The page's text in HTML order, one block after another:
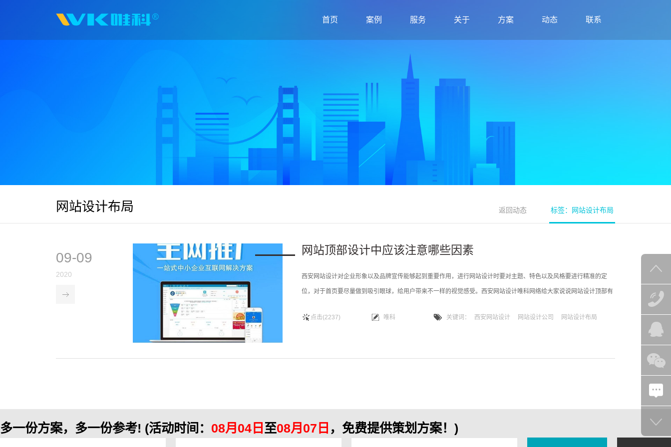
首页 案例 服务 关于 方案 动态 联系
网站设计布局 返回动态 标签：网站设计布局
09-09
2020
网站顶部设计中应该注意哪些因素
西安网站设计对企业形象以及品牌宣传能够起到重要作用，进行网站设计时要对主题、特色以及风格要进行精准的定
位，对于首页要尽量做到吸引眼球，给用户带来不一样的视觉感受。西安网站设计唯科网络给大家说说网站设计顶部有
分。网站导航栏设计的主要目的是导航和引导，所以这部分的设计必须要清晰明朗并且通俗易懂。因为它
点击(2237) 唯科 关键词： 西安网站设计 网站设计公司 网站设计布局
多一份方案，多一份参考! (活动时间： 08月04日 至08月07日 ，免费提供策划方案！)